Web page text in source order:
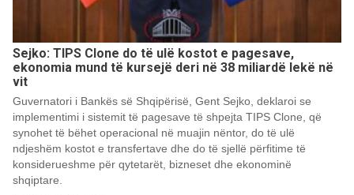
Sejko: TIPS Clone do të ulë kostot e pagesave,
ekonomia mund të kursejë deri në 38 miliardë lekë në
vit
Guvernatori i Bankës së Shqipërisë, Gent Sejko, deklaroi se
implementimi i sistemit të pagesave të shpejta TIPS Clone, që
synohet të bëhet operacional në muajin nëntor, do të ulë
ndjeshëm kostot e transfertave dhe do të sjellë përfitime të
konsiderueshme për qytetarët, bizneset dhe ekonominë
shqiptare.